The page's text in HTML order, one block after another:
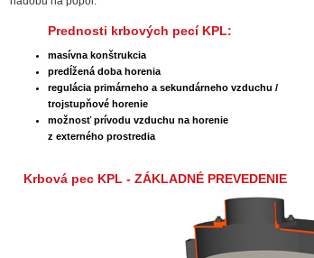
Prednosti krbových pecí KPL:
masívna konštrukcia
predĺžená doba horenia
regulácia primárneho a sekundárneho vzduchu /
trojstupňové horenie
možnosť prívodu vzduchu na horenie
z externého prostredia
Krbová pec KPL - ZÁKLADNÉ PREVEDENIE